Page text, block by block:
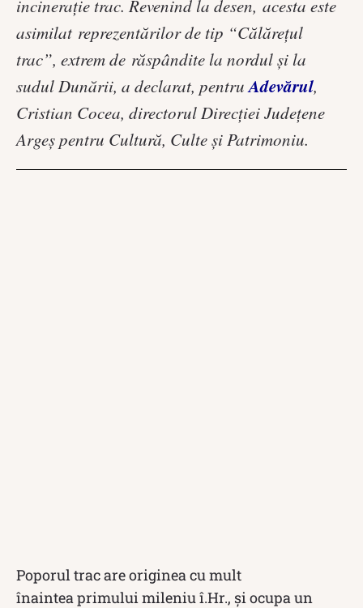
incineraţie trac. Revenind la desen, acesta este
asimilat reprezentărilor de tip “Călăreţul
trac”, extrem de răspândite la nordul şi la
sudul Dunării, a declarat, pentruAdevărul,
Cristian Cocea, directorul Direcţiei Judeţene
Argeş pentru Cultură, Culte şi Patrimoniu.
Poporul trac are originea cu mult
înaintea primului mileniu î.Hr., și ocupa un